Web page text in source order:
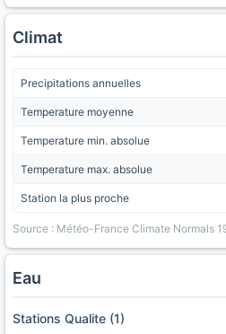
Climat
Precipitations annuelles
Temperature moyenne
Temperature min. absolue
Temperature max. absolue
Station la plus proche
Source : Météo-France Climate Normals
Eau
Stations Qualite (1)